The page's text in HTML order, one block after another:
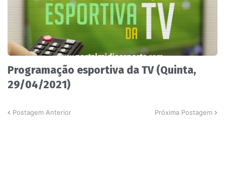
Programação esportiva da TV (Quinta,
29/04/2021)
Postagem Anterior Próxima Postagem